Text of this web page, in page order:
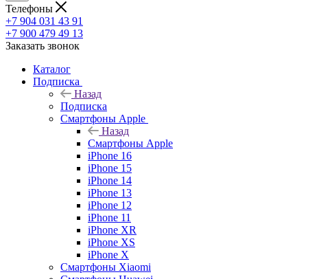
Телефоны
+7 904 031 43 91
+7 900 479 49 13
Заказать звонок
Каталог
Подписка
Назад
Подписка
Смартфоны Apple
Назад
Смартфоны Apple
iPhone 16
iPhone 15
iPhone 14
iPhone 13
iPhone 12
iPhone 11
iPhone XR
iPhone XS
iPhone X
Смартфоны Xiaomi